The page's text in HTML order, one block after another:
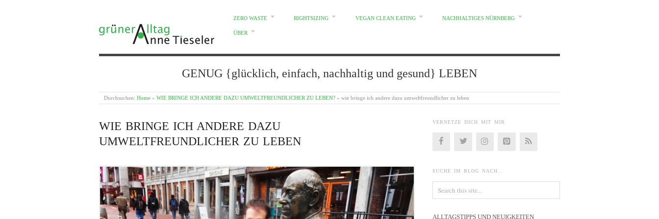
GRÜNER ALLTAG
ZERO WASTE RIGHTSIZING VEGAN CLEAN EATING NACHHALTIGES NÜRNBERG
ÜBER
GENUG {glücklich, einfach, nachhaltig und gesund} LEBEN
Durchsuchen: Home » WIE BRINGE ICH ANDERE DAZU UMWELTFREUNDLICHER ZU LEBEN? » wie bringe ich andere dazu umweltfreundlicher zu leben
WIE BRINGE ICH ANDERE DAZU
UMWELTFREUNDLICHER ZU LEBEN
VERNETZE DICH MIT MIR
SUCHE IM BLOG NACH…
ALLTAGSTIPPS UND NEUIGKEITEN